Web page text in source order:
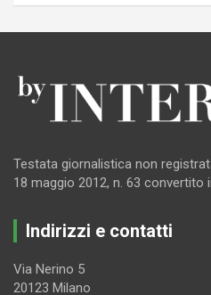
Testata giornalistica non
18 maggio 2012, n. 63 convertito
Indirizzi e contatti
Via Nerino 5
20123 Milano